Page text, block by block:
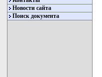
Новости сайта
Поиск документа